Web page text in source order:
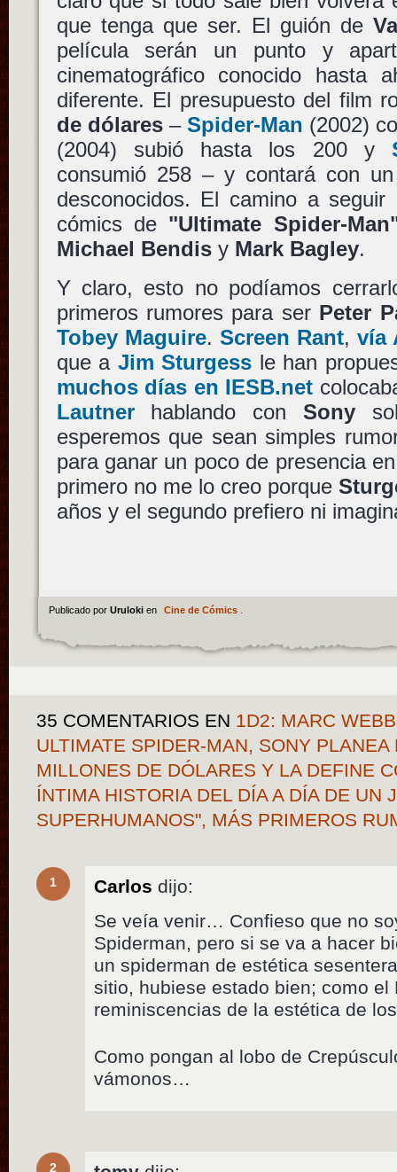
que tenga que ser. El guión de
película serán un punto y
cinematográfico conocido
diferente. El presupuesto del film
de dólares– Spider-Man (2002)
(2004) subió hasta los 200 y
consumió 258 – y contará con
desconocidos. El camino a
cómics de "Ultimate Spider-
Michael Bendisy Mark Bagley.
Y claro, esto no podíamos
primeros rumores para ser Peter
Tobey Maguire. Screen Rant, vía
que a Jim Sturgess le han
muchos días en IESB.net
Lautnerhablando con Sony
esperemos que sean simples
para ganar un poco de presencia
primero no me lo creo porque
años y el segundo prefiero ni
Publicado por Uruloki en Cine de Cómics.
35 COMENTARIOS EN 1D2: MARC
ULTIMATE SPIDER-MAN, SONY
MILLONES DE DÓLARES Y LA DEFINE
ÍNTIMA HISTORIA DEL DÍA A DÍA DE UN
SUPERHUMANOS", MÁS PRIMEROS
1 Carlos dijo:
Se veía venir… Confieso que no
Spiderman, pero si se va a hacer
un spiderman de estética
sitio, hubiese estado bien; como el
reminiscencias de la estética de
Como pongan al lobo de
vámonos…
2